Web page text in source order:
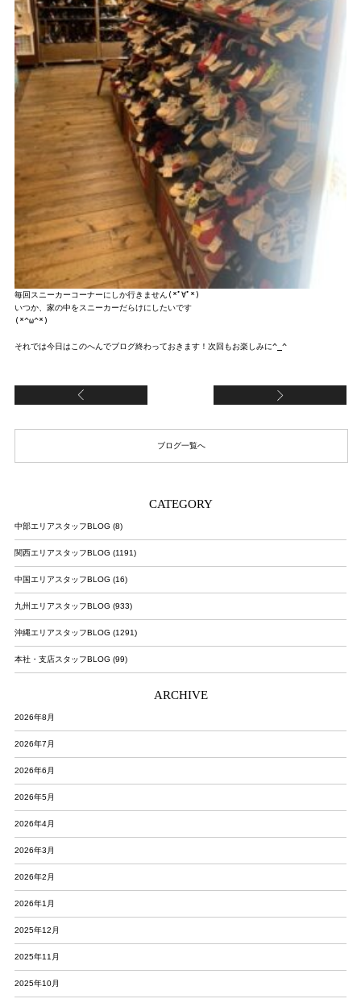
毎回スニーカーコーナーにしか行きません(*ﾟ∀ﾟ*)
いつか、家の中をスニーカーだらけにしたいです
(*^ω^*)
それでは今日はこのへんでブログ終わっておきます！次回もお楽しみに^_^
ブログ一覧へ
CATEGORY
中部エリアスタッフBLOG (8)
関西エリアスタッフBLOG (1191)
中国エリアスタッフBLOG (16)
九州エリアスタッフBLOG (933)
沖縄エリアスタッフBLOG (1291)
本社・支店スタッフBLOG (99)
ARCHIVE
2026年8月
2026年7月
2026年6月
2026年5月
2026年4月
2026年3月
2026年2月
2026年1月
2025年12月
2025年11月
2025年10月